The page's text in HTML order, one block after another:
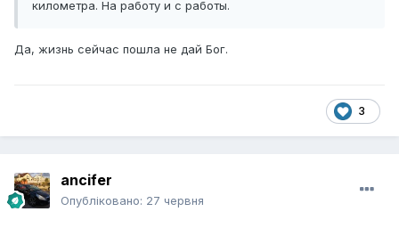
километра. На работу и с работы.
Да, жизнь сейчас пошла не дай Бог.
3
ancifer
Опубліковано: 27 червня